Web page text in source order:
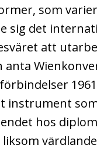
som
sig det
att
anta
instrument
hos